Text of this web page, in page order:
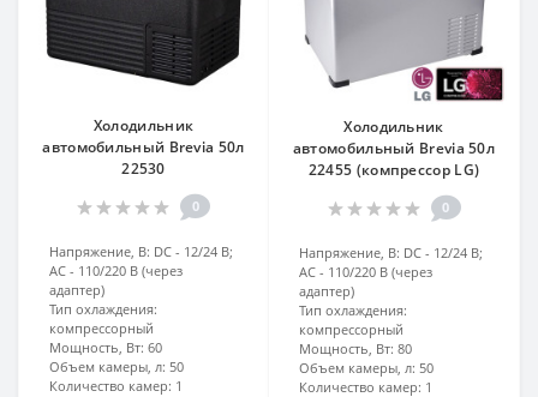
Холодильник
автомобильный Brevia 50л
22530
0
Напряжение, В: DC - 12/24 В;
AC - 110/220 В (через
адаптер)
Тип охлаждения:
компрессорный
Мощность, Вт: 60
Объем камеры, л: 50
Количество камер: 1
Холодильник
автомобильный Brevia 50л
22455 (компрессор LG)
0
Напряжение, В: DC - 12/24 В;
AC - 110/220 В (через
адаптер)
Тип охлаждения:
компрессорный
Мощность, Вт: 80
Объем камеры, л: 50
Количество камер: 1